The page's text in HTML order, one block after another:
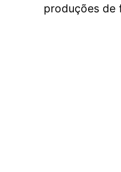
produções de